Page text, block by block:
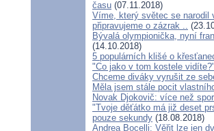
času (07.11.2018)
Víme, který světec se narodil
připravujeme o zázrak ..
Bývalá olympionička, nyní
(14.10.2018)
5 populárních klišé o
"Co jako v tom kostele
Chceme diváky vyrušit ze
Měla jsem stále pocit
Novak Djokovič: více než
"Tvoje děťátko má již deset
pouze sekundy (18.08.2018)
Andrea Bocelli: Věřit lze jen